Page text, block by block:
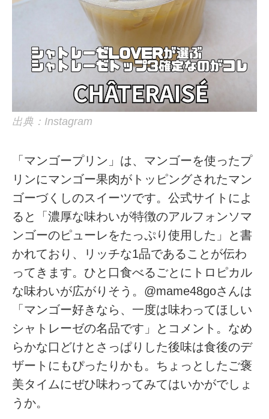
出典：Instagram
「マンゴープリン」は、マンゴーを使ったプ
リンにマンゴー果肉がトッピングされたマン
ゴーづくしのスイーツです。公式サイトによ
ると「濃厚な味わいが特徴のアルフォンソマ
ンゴーのピューレをたっぷり使用した」と書
かれており、リッチな1品であることが伝わ
ってきます。ひと口食べるごとにトロピカル
な味わいが広がりそう。@mame48goさんは
「マンゴー好きなら、一度は味わってほしい
シャトレーゼの名品です」とコメント。なめ
らかな口どけとさっぱりした後味は食後のデ
ザートにもぴったりかも。ちょっとしたご褒
美タイムにぜひ味わってみてはいかがでしょ
うか。